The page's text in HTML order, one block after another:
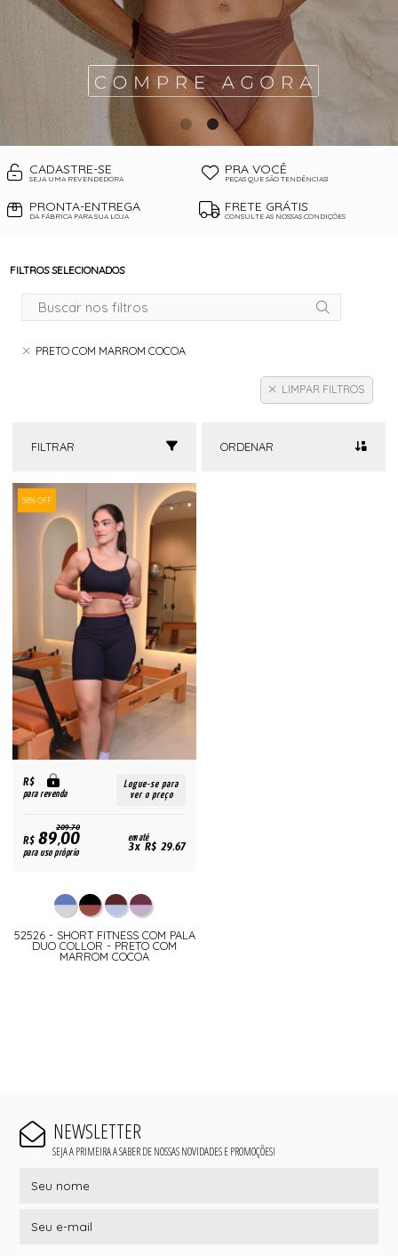
CADASTRE-SE
SEJA UMA REVENDEDORA
PRA VOCÊ
PEÇAS QUE SÃO TENDÊNCIAS!
PRONTA-ENTREGA
DA FÁBRICA PARA SUA LOJA
FRETE GRÁTIS
CONSULTE AS NOSSAS CONDIÇÕES
FILTROS SELECIONADOS
PRETO COM MARROM COCOA
LIMPAR FILTROS
FILTRAR ORDENAR
58% OFF
R$
para revenda
Logue-se para
ver o preço
209,70
R$89,00
para uso próprio
em até
3x R$ 29,67
52526 - SHORT FITNESS COM PALA
DUO COLLOR - PRETO COM
MARROM COCOA
NEWSLETTER
SEJA A PRIMEIRA A SABER DE NOSSAS NOVIDADES E PROMOÇÕES!